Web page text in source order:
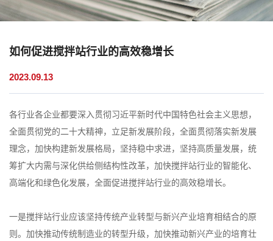
如何促进搅拌站行业的高效稳增长
2023.09.13
各行业各企业都要深入贯彻习近平新时代中国特色社会主义思想，
全面贯彻党的二十大精神，立足新发展阶段，全面贯彻落实新发展
理念，加快构建新发展格局，坚持稳中求进，坚持高质量发展，统
筹扩大内需与深化供给侧结构性改革，加快搅拌站行业的智能化、
高端化和绿色化发展，全面促进搅拌站行业的高效稳增长。
一是搅拌站行业应该坚持传统产业转型与新兴产业培育相结合的原
则。加快推动传统制造业的转型升级，加快推动新兴产业的培育壮